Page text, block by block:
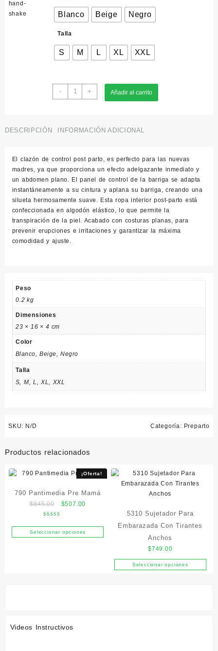
Blanco Beige Negro
Talla
S M L XL XXL
-
5100
Braga
Con
+ Añadir al carrito
DESCRIPCIÓN INFORMACIÓN ADICIONAL
El clazón de control post parto, es perfecto para las nuevas
madres, ya que proporciona un efecto adelgazante inmediato y
un abdomen plano. El panel de control de la barriga se adapta
instantáneamente a su cintura y aplana su barriga, creando una
silueta hermosamente suave. Esta ropa interior post-parto está
confeccionada en algodón elástico, lo que permite la
transpiración de la piel. Acabado con costuras planas, para
prevenir erupciones e irritaciones y garantizar la máxima
comodidad y ajuste.
Peso
0.2 kg
Dimensiones
23 × 16 × 4 cm
Color
Blanco, Beige, Negro
Talla
S, M, L, XL, XXL
SKU: N/D Categoría: Preparto
Productos relacionados
¡Oferta!
790 Pantimedia Pre Mamá
$845.00
Original
$845.00.
$507.00
5.00
de 5
Seleccionar opciones
Este
elegir
5310 Sujetador Para
Embarazada Con Tirantes
Anchos
$749.00
Seleccionar opciones
Este
Videos Instructivos